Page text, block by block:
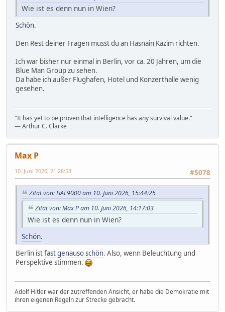
Wie ist es denn nun in Wien?
Schön.
Den Rest deiner Fragen musst du an Hasnain Kazim richten.
Ich war bisher nur einmal in Berlin, vor ca. 20 Jahren, um die
Blue Man Group zu sehen.
Da habe ich außer Flughafen, Hotel und Konzerthalle wenig
gesehen.
"It has yet to be proven that intelligence has any survival value."
― Arthur C. Clarke
Max P
#5078
10. Juni 2026, 21:28:53
Zitat von: HAL9000 am 10. Juni 2026, 15:44:25
Zitat von: Max P am 10. Juni 2026, 14:17:03
Wie ist es denn nun in Wien?
Schön.
Berlin istfast genauso schön. Also, wenn Beleuchtung und
Perspektive stimmen.
Adolf Hitler war der zutreffenden Ansicht, er habe die Demokratie mit
ihren eigenen Regeln zur Strecke gebracht.